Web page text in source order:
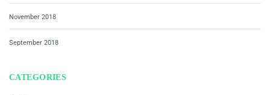
November 2018
September 2018
CATEGORIES